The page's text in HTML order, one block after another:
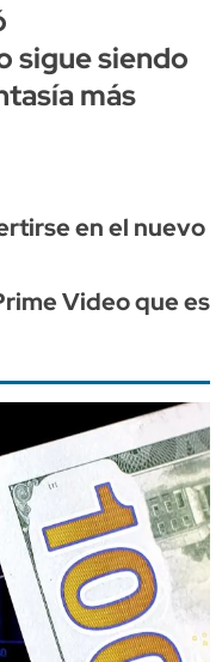
sigue siendo
más
en el nuevo
Video que